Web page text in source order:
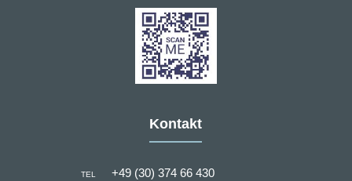
Kontakt
TEL +49 (30) 374 66 430